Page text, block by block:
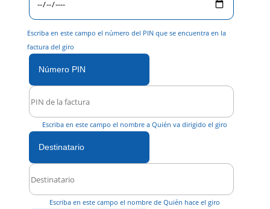
Escriba en este campo el número del PIN que se encuentra en la
factura del giro
Número PIN
Escriba en este campo el nombre a Quién va dirigido el giro
Destinatario
Escriba en este campo el nombre de Quién hace el giro